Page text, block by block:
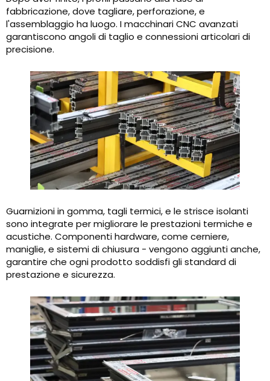
fabbricazione, dove tagliare, perforazione, e
l'assemblaggio ha luogo. I macchinari CNC avanzati
garantiscono angoli di taglio e connessioni articolari di
precisione.
Guarnizioni in gomma, tagli termici, e le strisce isolanti
sono integrate per migliorare le prestazioni termiche e
acustiche. Componenti hardware, come cerniere,
maniglie, e sistemi di chiusura - vengono aggiunti anche,
garantire che ogni prodotto soddisfi gli standard di
prestazione e sicurezza.